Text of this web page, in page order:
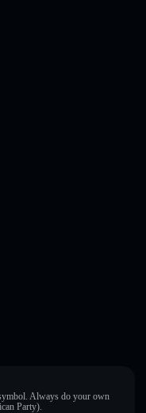
Always do your own
Party).